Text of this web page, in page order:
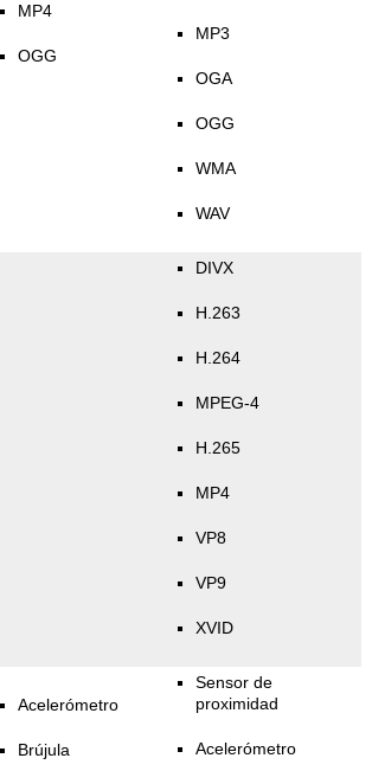
MP4
OGG
MP3
OGA
OGG
WMA
WAV
DIVX
H.263
H.264
MPEG-4
H.265
MP4
VP8
VP9
XVID
Acelerómetro
Brújula
Sensor de
proximidad
Acelerómetro